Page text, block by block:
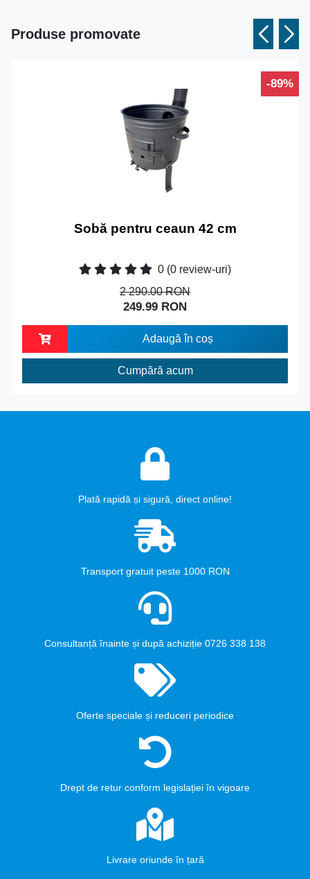
Produse promovate
-89%
Sobă pentru ceaun 42 cm
0 (0 review-uri)
2 290.00 RON
249.99 RON
Adaugă în coș
Cumpără acum
Plată rapidă și sigură, direct online!
Transport gratuit peste 1000 RON
Consultanță înainte și după achiziție 0726 338 138
Oferte speciale și reduceri periodice
Drept de retur conform legislației în vigoare
Livrare oriunde în țară